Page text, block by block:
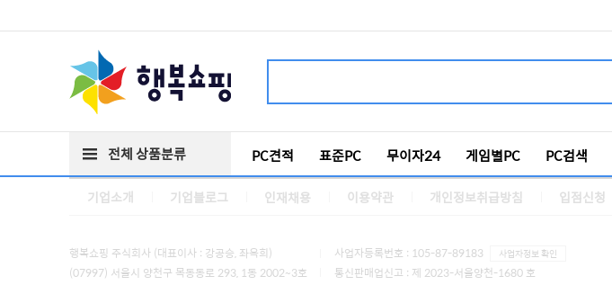
전체 상품분류 PC견적 표준PC 무이자24 게임별PC PC검색
기업소개 기업블로그 인재채용 이용약관 개인정보취급방침 입점신청
행복쇼핑 주식회사 (대표이사 : 강공승, 좌옥희)
(07997) 서울시 양천구 목동동로 293, 1동 2002~3호
사업자등록번호 : 105-87-89183 사업자정보 확인
통신판매업신고 : 제 2023-서울양천-1680 호